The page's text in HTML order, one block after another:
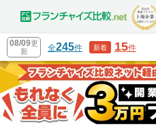
08/09更
新
全245件 新着 15件